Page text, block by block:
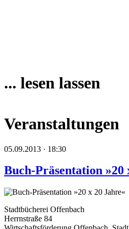
... lesen lassen
Veranstaltungen
05.09.2013 · 18:30
Buch-Präsentation »20
Stadtbücherei Offenbach
Herrnstraße 84